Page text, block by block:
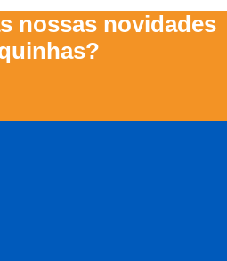
nossas novidades